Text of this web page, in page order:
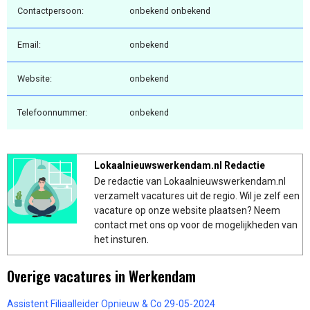
Contactpersoon: onbekend onbekend
Email: onbekend
Website: onbekend
Telefoonnummer: onbekend
Lokaalnieuwswerkendam.nl Redactie
De redactie van Lokaalnieuwswerkendam.nl
verzamelt vacatures uit de regio. Wil je zelf een
vacature op onze website plaatsen? Neem
contact met ons op voor de mogelijkheden van
het insturen.
Overige vacatures in Werkendam
Assistent Filiaalleider Opnieuw & Co 29-05-2024